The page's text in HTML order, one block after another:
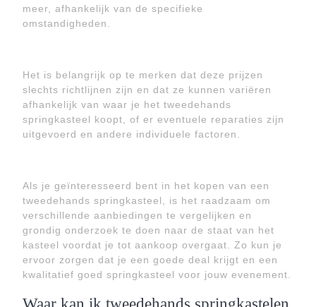
meer, afhankelijk van de specifieke
omstandigheden.
Het is belangrijk op te merken dat deze prijzen
slechts richtlijnen zijn en dat ze kunnen variëren
afhankelijk van waar je het tweedehands
springkasteel koopt, of er eventuele reparaties zijn
uitgevoerd en andere individuele factoren.
Als je geïnteresseerd bent in het kopen van een
tweedehands springkasteel, is het raadzaam om
verschillende aanbiedingen te vergelijken en
grondig onderzoek te doen naar de staat van het
kasteel voordat je tot aankoop overgaat. Zo kun je
ervoor zorgen dat je een goede deal krijgt en een
kwalitatief goed springkasteel voor jouw evenement.